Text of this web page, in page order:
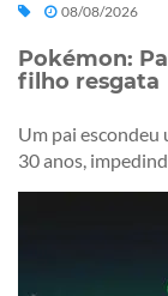
08/08/2026
Pokémon:
filho resgata
Um pai escondeu
30 anos,